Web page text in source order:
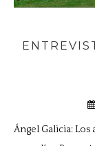
Ángel Galicia: